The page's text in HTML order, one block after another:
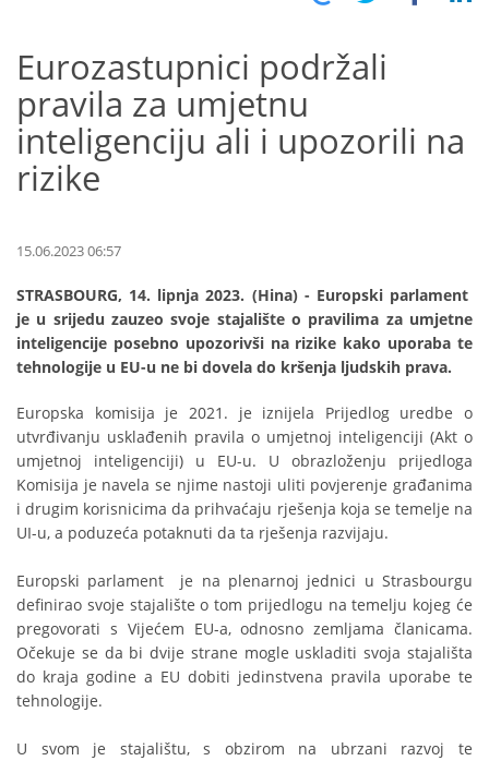
Eurozastupnici podržali
pravila za umjetnu
inteligenciju ali i upozorili na
rizike
15.06.2023 06:57
STRASBOURG, 14. lipnja 2023. (Hina) - Europski parlament
je u srijedu zauzeo svoje stajalište o pravilima za umjetne
inteligencije posebno upozorivši na rizike kako uporaba te
tehnologije u EU-u ne bi dovela do kršenja ljudskih prava.
Europska komisija je 2021. je iznijela Prijedlog uredbe o
utvrđivanju usklađenih pravila o umjetnoj inteligenciji (Akt o
umjetnoj inteligenciji) u EU-u. U obrazloženju prijedloga
Komisija je navela se njime nastoji uliti povjerenje građanima
i drugim korisnicima da prihvaćaju rješenja koja se temelje na
UI-u, a poduzeća potaknuti da ta rješenja razvijaju.
Europski parlament je na plenarnoj jednici u Strasbourgu
definirao svoje stajalište o tom prijedlogu na temelju kojeg će
pregovorati s Vijećem EU-a, odnosno zemljama članicama.
Očekuje se da bi dvije strane mogle uskladiti svoja stajališta
do kraja godine a EU dobiti jedinstvena pravila uporabe te
tehnologije.
U svom je stajalištu, s obzirom na ubrzani razvoj te